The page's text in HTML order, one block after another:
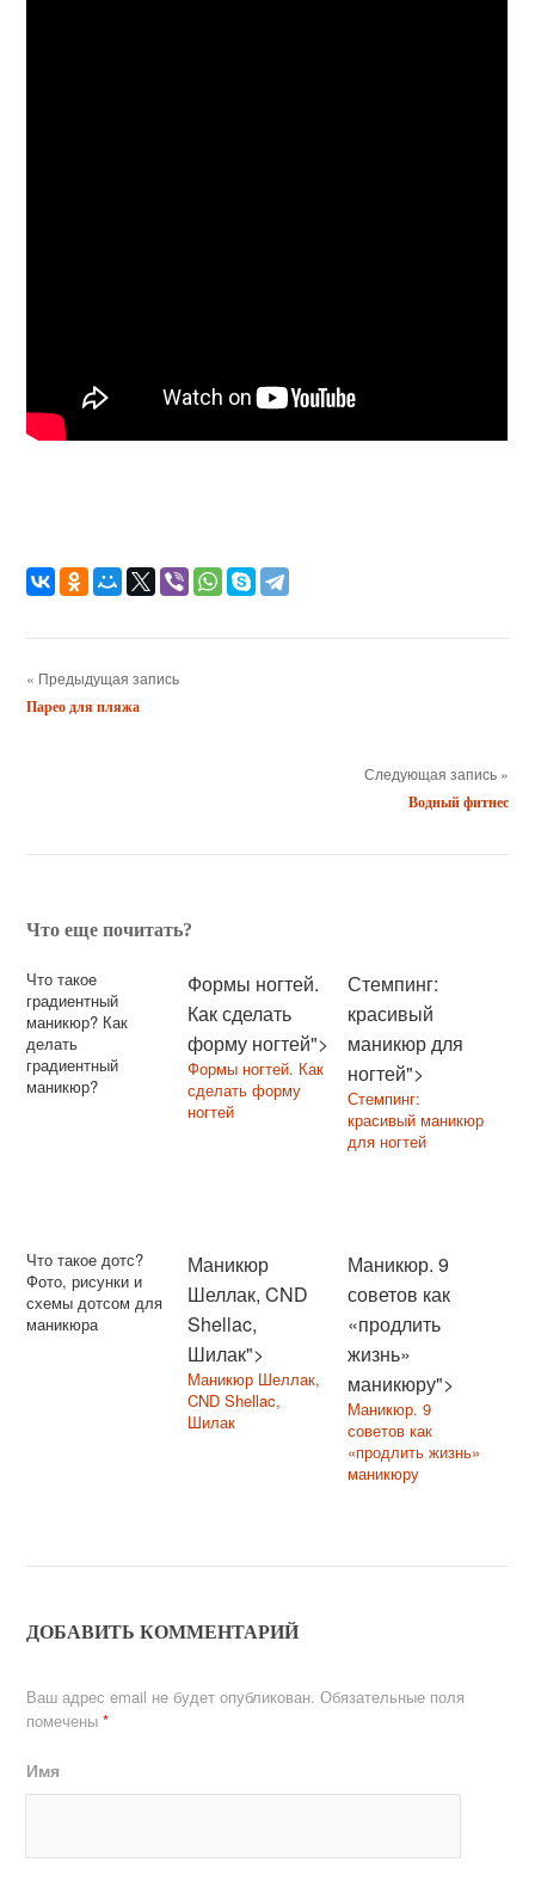
« Предыдущая запись
Парео для пляжа
Следующая запись »
Водный фитнес
Что еще почитать?
Что такое
градиентный
маникюр? Как
делать
градиентный
маникюр?
Формы ногтей.
Как сделать
форму ногтей">
Формы ногтей. Как
сделать форму
ногтей
Стемпинг:
красивый
маникюр для
ногтей">
Стемпинг:
красивый маникюр
для ногтей
Что такое дотс?
Фото, рисунки и
схемы дотсом для
маникюра
Маникюр
Шеллак, CND
Shellac,
Шилак">
Маникюр Шеллак,
CND Shellac,
Шилак
Маникюр. 9
советов как
«продлить
жизнь»
маникюру">
Маникюр. 9
советов как
«продлить жизнь»
маникюру
ДОБАВИТЬ КОММЕНТАРИЙ
Ваш адрес email не будет опубликован. Обязательные поля
помечены*
Имя